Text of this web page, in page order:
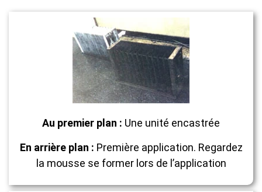
Au premier plan : Une unité encastrée
En arrière plan : Première application. Regardez
la mousse se former lors de l’application